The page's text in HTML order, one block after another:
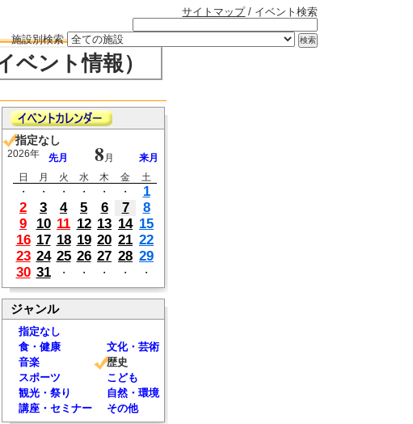
サイトマップ/ イベント検索
施設別検索
ベント情報）
指定なし
2026年 先月 8 月
来月
日
月 火 水 木 金
土
・
・ ・ ・ ・ ・
1
2
3 4 5 6 7
8
9
10 11 12 13 14 15
16 17 18 19 20 21 22
23 24 25 26 27 28 29
30 31 ・ ・ ・ ・ ・
ジャンル
指定なし
食・健康
文化・芸術
音楽
歴史
スポーツ
こども
観光・祭り
自然・環境
講座・セミナー
その他